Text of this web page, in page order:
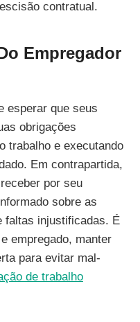
contratual.
Empregador
esperar que seus
obrigações
trabalho e executando
Em contrapartida,
por seu
sobre as
faltas injustificadas. É
empregado, manter
para evitar mal-
de trabalho